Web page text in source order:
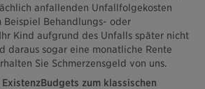
anfallenden Unfallfolgekosten
Beispiel Behandlungs- oder
Kind aufgrund des Unfalls später nicht
daraus sogar eine monatliche Rente
Sie Schmerzensgeld von uns.
zum klassischen